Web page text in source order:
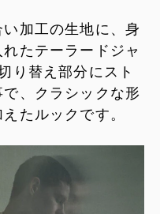
加工の生地に、身
たテーラードジャ
り替え部分にスト
、クラシックな形
たルックです。